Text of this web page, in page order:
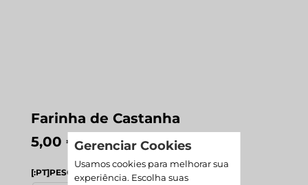
Farinha de Castanha
5,00 € – 75,00€Price
range:
5,00 €
[:PT]PESO (GRS)
Gerenciar Cookies
Usamos cookies para melhorar sua
experiência. Escolha suas